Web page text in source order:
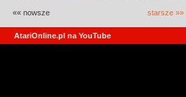
«« nowsze starsze »»
AtariOnline.pl na YouTube